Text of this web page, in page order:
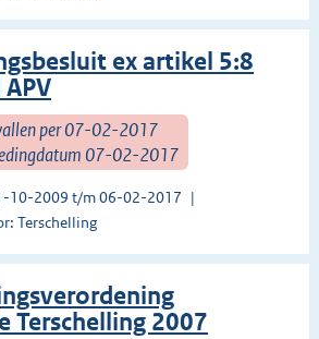
ex artikel 5:8
per 07-02-2017
07-02-2017
10-2009 t/m 06-02-2017
Terschelling
Terschelling 2007